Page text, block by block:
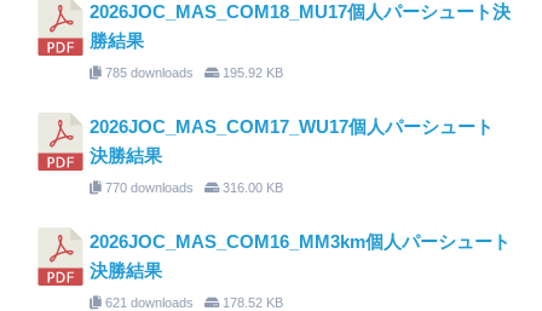
2026JOC_MAS_COM18_MU17個人パーシュート決
勝結果
785 downloads 195.92 KB
2026JOC_MAS_COM17_WU17個人パーシュート
決勝結果
770 downloads 316.00 KB
2026JOC_MAS_COM16_MM3km個人パーシュート
決勝結果
621 downloads 178.52 KB